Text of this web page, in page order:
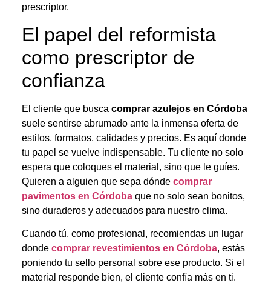
prescriptor.
El papel del reformista
como prescriptor de
confianza
El cliente que busca comprar azulejos en Córdoba
suele sentirse abrumado ante la inmensa oferta de
estilos, formatos, calidades y precios. Es aquí donde
tu papel se vuelve indispensable. Tu cliente no solo
espera que coloques el material, sino que le guíes.
Quieren a alguien que sepa dónde comprar
pavimentos en Córdobaque no solo sean bonitos,
sino duraderos y adecuados para nuestro clima.
Cuando tú, como profesional, recomiendas un lugar
donde comprar revestimientos en Córdoba, estás
poniendo tu sello personal sobre ese producto. Si el
material responde bien, el cliente confía más en ti.